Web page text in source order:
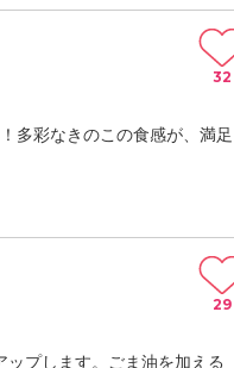
多彩なきのこの食感が、満足
32
プします。ごま油を加える
29